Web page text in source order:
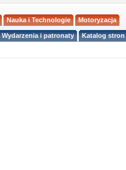
Nauka i Technologie Motoryzacja
Wydarzenia i patronaty Katalog stron